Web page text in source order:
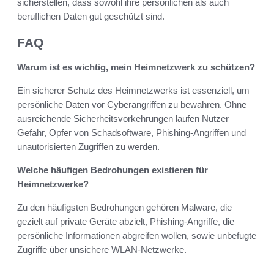
sicherstellen, dass sowohl ihre persönlichen als auch
beruflichen Daten gut geschützt sind.
FAQ
Warum ist es wichtig, mein Heimnetzwerk zu schützen?
Ein sicherer Schutz des Heimnetzwerks ist essenziell, um
persönliche Daten vor Cyberangriffen zu bewahren. Ohne
ausreichende Sicherheitsvorkehrungen laufen Nutzer
Gefahr, Opfer von Schadsoftware, Phishing-Angriffen und
unautorisierten Zugriffen zu werden.
Welche häufigen Bedrohungen existieren für
Heimnetzwerke?
Zu den häufigsten Bedrohungen gehören Malware, die
gezielt auf private Geräte abzielt, Phishing-Angriffe, die
persönliche Informationen abgreifen wollen, sowie unbefugte
Zugriffe über unsichere WLAN-Netzwerke.